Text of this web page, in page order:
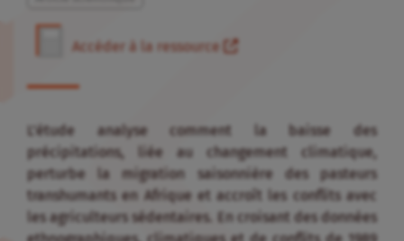
Accéder à la ressource
L’étude analyse comment la baisse des
précipitations, liée au changement climatique,
perturbe la migration saisonnière des pasteurs
transhumants en Afrique et accroît les conflits avec
les agriculteurs sédentaires. En croisant des données